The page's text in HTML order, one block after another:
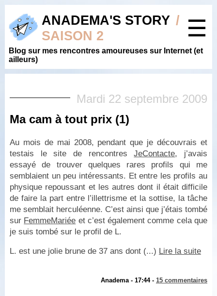
ANADEMA'S STORY /
SAISON 2
☰
Blog sur mes rencontres amoureuses sur Internet (et
ailleurs)
Mardi 22 septembre 2009
Ma cam à tout prix (1)
Au mois de mai 2008, pendant que je découvrais et
testais le site de rencontresJeContacte, j’avais
essayé de trouver quelques rares profils qui me
semblaient un peu intéressants. Et entre les profils au
physique repoussant et les autres dont il était difficile
de faire la part entre l’illettrisme et la sottise, la tâche
me semblait herculéenne. C’est ainsi que j’étais tombé
sur FemmeMariée et c’est également comme cela que
je suis tombé sur le profil de L.
L. est une jolie brune de 37 ans dont (...) Lire la suite
Anadema - 17:44 - 15 commentaires